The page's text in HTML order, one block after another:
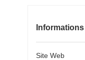
Site Web